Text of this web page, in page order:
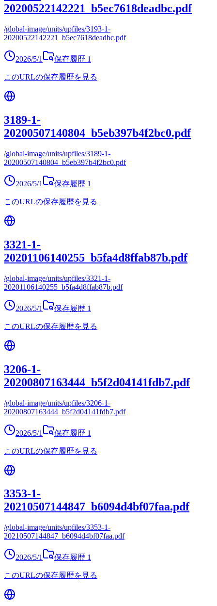
20200522142221_b5ec7618deadbc.pdf
/global-image/units/upfiles/3193-1-
20200522142221_b5ec7618deadbc.pdf
2026/5/1 保存履歴 1
このURLの保存履歴を見る
3189-1-
20200507140804_b5eb397b4f2bc0.pdf
/global-image/units/upfiles/3189-1-
20200507140804_b5eb397b4f2bc0.pdf
2026/5/1 保存履歴 1
このURLの保存履歴を見る
3321-1-
20201106140255_b5fa4d8ffab87b.pdf
/global-image/units/upfiles/3321-1-
20201106140255_b5fa4d8ffab87b.pdf
2026/5/1 保存履歴 1
このURLの保存履歴を見る
3206-1-
20200807163444_b5f2d04141fdb7.pdf
/global-image/units/upfiles/3206-1-
20200807163444_b5f2d04141fdb7.pdf
2026/5/1 保存履歴 1
このURLの保存履歴を見る
3353-1-
20210507144847_b6094d4bf07faa.pdf
/global-image/units/upfiles/3353-1-
20210507144847_b6094d4bf07faa.pdf
2026/5/1 保存履歴 1
このURLの保存履歴を見る